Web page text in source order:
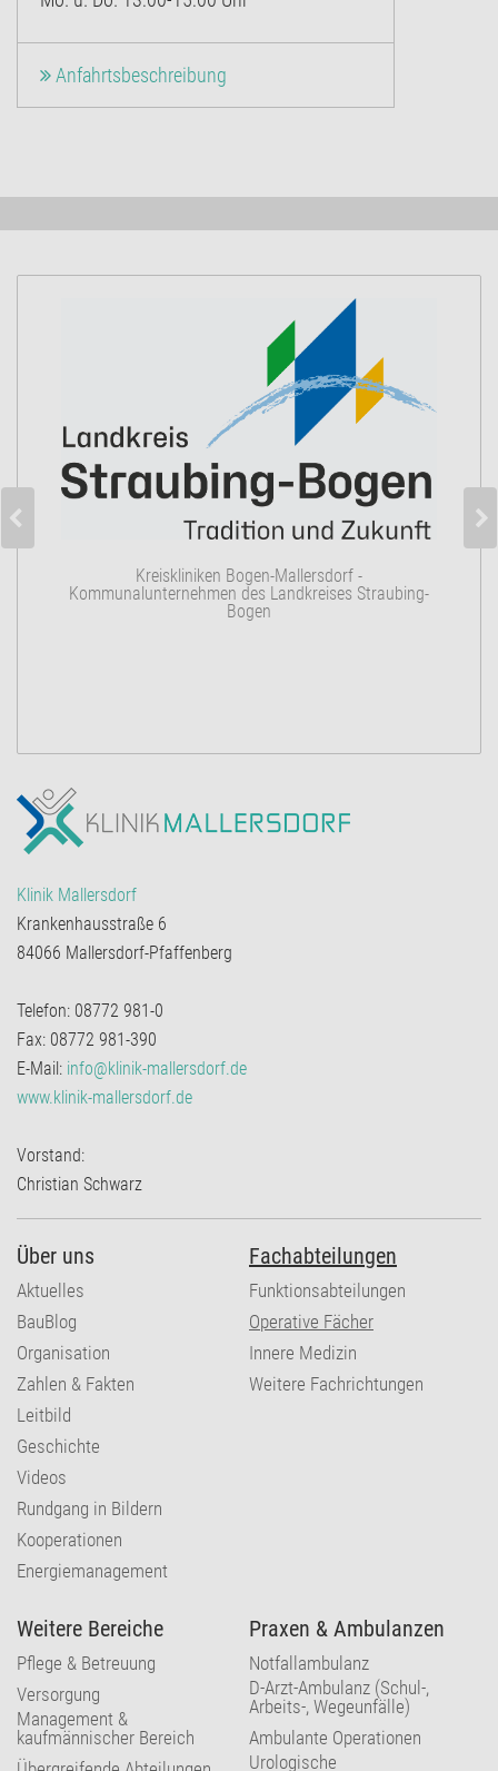
Anfahrtsbeschreibung
Kreiskliniken Bogen-Mallersdorf -
Kommunalunternehmen des Landkreises Straubing-
Bogen
Klinik Mallersdorf
Krankenhausstraße 6
84066 Mallersdorf-Pfaffenberg
Telefon: 08772 981-0
Fax: 08772 981-390
E-Mail: info@klinik-mallersdorf.de
www.klinik-mallersdorf.de
Vorstand:
Christian Schwarz
Über uns
Aktuelles
BauBlog
Organisation
Zahlen & Fakten
Leitbild
Geschichte
Videos
Rundgang in Bildern
Kooperationen
Energiemanagement
Fachabteilungen
Funktionsabteilungen
Operative Fächer
Innere Medizin
Weitere Fachrichtungen
Weitere Bereiche
Pflege & Betreuung
Versorgung
Management &
kaufmännischer Bereich
Praxen & Ambulanzen
Notfallambulanz
D-Arzt-Ambulanz (Schul-,
Arbeits-, Wegeunfälle)
Ambulante Operationen
Urologische